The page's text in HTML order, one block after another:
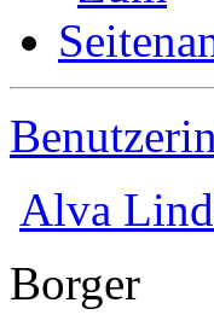
Alva
Borger